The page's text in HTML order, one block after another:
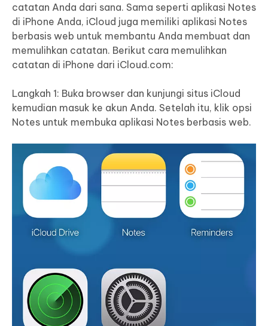
catatan Anda dari sana. Sama seperti aplikasi Notes
di iPhone Anda, iCloud juga memiliki aplikasi Notes
berbasis web untuk membantu Anda membuat dan
memulihkan catatan. Berikut cara memulihkan
catatan di iPhone dari iCloud.com:
Langkah 1: Buka browser dan kunjungi situs iCloud
kemudian masuk ke akun Anda. Setelah itu, klik opsi
Notes untuk membuka aplikasi Notes berbasis web.